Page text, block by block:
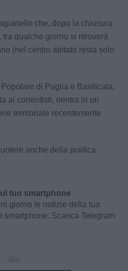
che, dopo la chiusura
qualche giorno si ritroverà
(nel centro abitato resta solo
di Puglia e Basilicata,
ai correntisti, rientra in un
territoriale recentemente
anche della politica
tuo smartphone
giorno le notizie della tua
smartphone. Scarica Telegram